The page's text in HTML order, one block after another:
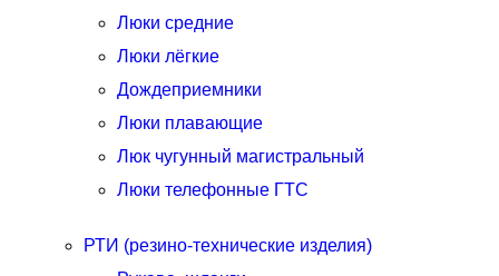
Люки средние
Люки лёгкие
Дождеприемники
Люки плавающие
Люк чугунный магистральный
Люки телефонные ГТС
РТИ (резино-технические изделия)